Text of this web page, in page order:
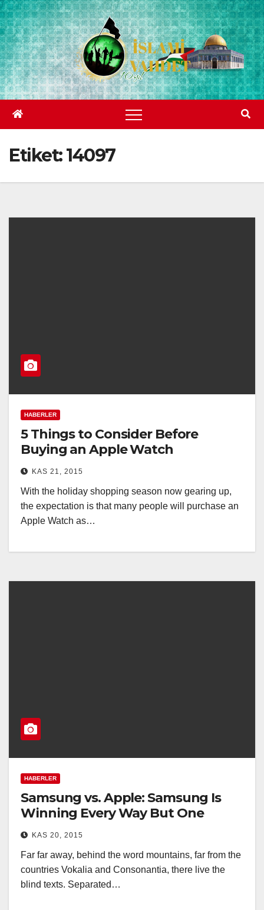
Skip
to
content
Etiket:14097
HABERLER
5 Things to Consider Before
Buying an Apple Watch
KAS 21, 2015
With the holiday shopping season now gearing up,
the expectation is that many people will purchase an
Apple Watch as…
HABERLER
Samsung vs. Apple: Samsung Is
Winning Every Way But One
KAS 20, 2015
Far far away, behind the word mountains, far from the
countries Vokalia and Consonantia, there live the
blind texts. Separated…